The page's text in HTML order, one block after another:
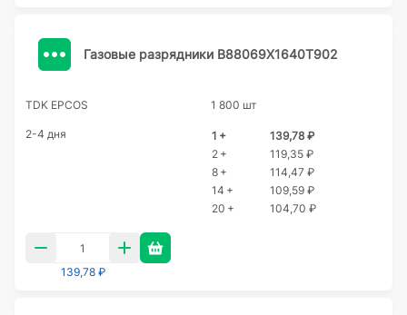
Газовые разрядники B88069X1640T902
TDK EPCOS 1 800 шт
2-4 дня 1 +
139,78 ₽
2 +
119,35 ₽
8 +
114,47 ₽
14 +
109,59 ₽
20 +
104,70 ₽
139,78 ₽